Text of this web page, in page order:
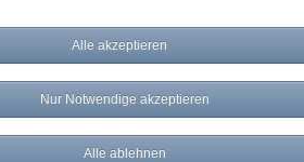
14 Tage Rückgabe
Artikel
Alle akzeptieren
Nur Notwendige akzeptieren
Alle ablehnen